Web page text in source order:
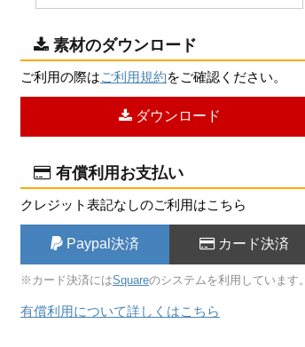
素材のダウンロード
ご利用の際はご利用規約をご確認ください。
ダウンロード
有償利用お支払い
クレジット表記なしのご利用はこちら
Paypal決済 カード決済
※カード決済にはSquareのシステムを利用しています。
有償利用について詳しくはこちら